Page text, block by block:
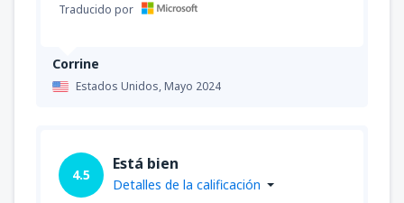
Corrine
Estados Unidos,Mayo 2024
Traducido por
4.5
Está bien
Detalles de la calificación